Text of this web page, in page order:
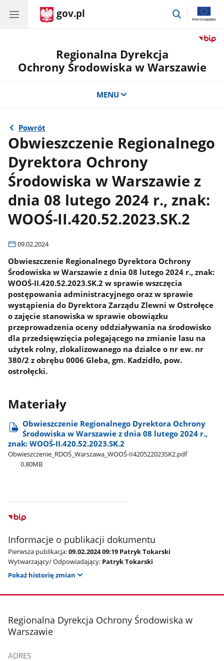
gov.pl
przejdź
Regionalna Dyrekcja
Ochrony Środowiska w Warszawie
MENU
Powrót
Obwieszczenie Regionalnego
Dyrektora Ochrony
Środowiska w Warszawie z
dnia 08 lutego 2024 r., znak:
WOOŚ-II.420.52.2023.SK.2
09.02.2024
Obwieszczenie Regionalnego Dyrektora Ochrony
Środowiska w Warszawie z dnia 08 lutego 2024 r., znak:
WOOŚ-II.420.52.2023.SK.2 w sprawie wszczęcia
postępowania administracyjnego oraz w sprawie
wystąpienia do Dyrektora Zarządu Zlewni w Ostrołęce
o zajęcie stanowiska w sprawie obowiązku
przeprowadzenia oceny oddziaływania na środowisko
dla przedsięwzięcia polegającego na zmianie lasu na
użytek rolny, zlokalizowanego na działce o nr ew. nr
380/2 z obrębu 0006 Gleba, gm. Kadzidło, pow.
ostrołęcki.
Materiały
Obwieszczenie Regionalnego Dyrektora Ochrony
Środowiska w Warszawie z dnia 08 lutego 2024 r.,
znak: WOOŚ-II.420.52.2023.SK.2
Obwieszczenie​_RDOŚ​_Warszawa​_WOOŚ-II420522023SK2.pdf
0.80MB
Informacje o publikacji dokumentu
Pierwsza publikacja:09.02.2024 09:19 Patryk Tokarski
Wytwarzający/ Odpowiadający: Patryk Tokarski
Pokaż historię zmian
stopka
Regionalna Dyrekcja Ochrony Środowiska w
Warszawie
ADRES